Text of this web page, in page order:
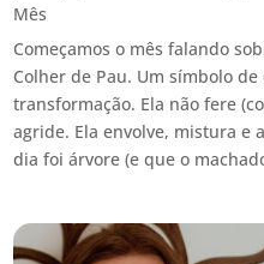
Mês
Começamos o mês falando
Colher de Pau. Um símbolo
transformação. Ela não fere
agride. Ela envolve, mistura e
dia foi árvore (e que o